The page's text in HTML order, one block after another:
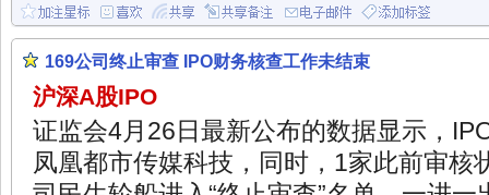
169公司终止审查 IPO财务核查工作未结束
沪深A股IPO
证监会4月26日最新公布的数据显示，
凤凰都市传媒科技，同时，1家此前审核